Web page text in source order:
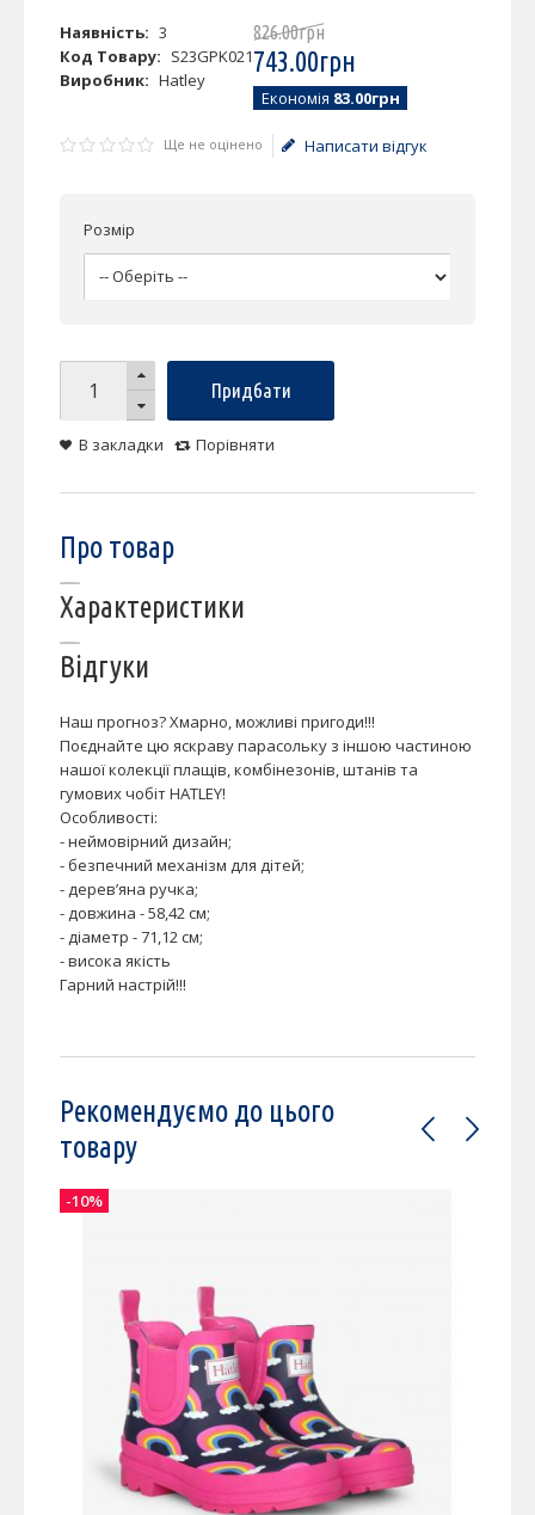
Наявність: 3
Код Товару: S23GPK021
Виробник: Hatley
826.00грн
743.00грн
Економія 83.00грн
Ще не оцінено Написати відгук
Розмір
Придбати
В закладки Порівняти
Про товар
Характеристики
Відгуки
Наш прогноз? Хмарно, можливі пригоди!!!
Поєднайте цю яскраву парасольку з іншою частиною
нашої колекції плащів, комбінезонів, штанів та
гумових чобіт HATLEY!
Особливості:
- неймовірний дизайн;
- безпечний механізм для дітей;
- дерев’яна ручка;
- довжина - 58,42 см;
- діаметр - 71,12 см;
- висока якість
Гарний настрій!!!
Рекомендуємо до цього
товару
-10%